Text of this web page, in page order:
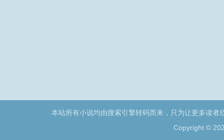
本站所有小说均由搜索引擎转码而来，只为让更多读
Copyright ©